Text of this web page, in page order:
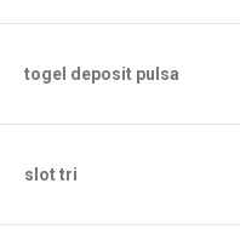
togel deposit pulsa
slot tri